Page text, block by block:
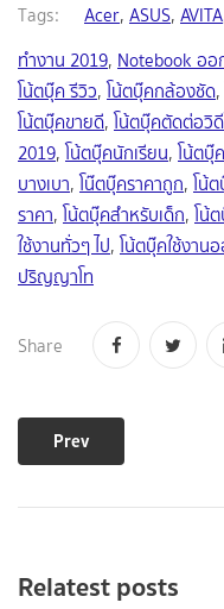
Tags: Acer, ASUS, AVITA
ทำงาน 2019, Notebook ออ
โน้ตบุ๊ค รีวิว, โน้ตบุ๊คกล้องชัด,
โน้ตบุ๊คขายดี, โน้ตบุ๊คตัดต่อวิดี
2019, โน้ตบุ๊คนักเรียน, โน้ตบุ๊
บางเบา, โน๊ตบุ๊คราคาถูก, โน้
ราคา, โน้ตบุ๊คสำหรับเด็ก, โน้
ใช้งานทั่วๆ ไป, โน้ตบุ๊คใช้งาน
ปริญญาโท
Share
Prev
Relatest posts